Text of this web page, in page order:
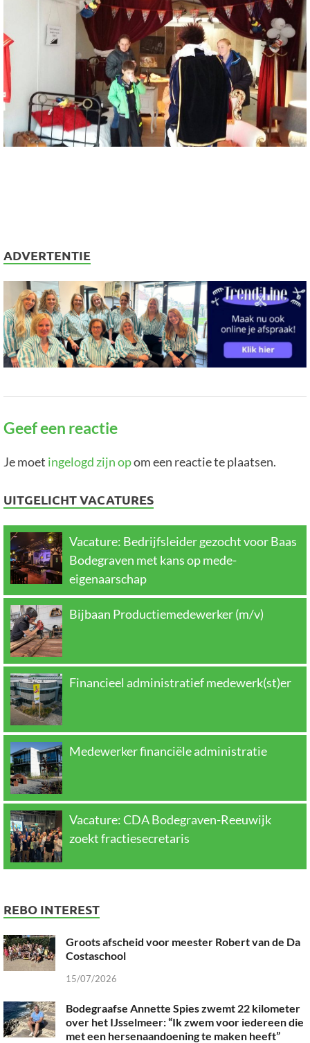
ADVERTENTIE
Geef een reactie
Je moet ingelogd zijn opom een reactie te plaatsen.
UITGELICHT VACATURES
Vacature: Bedrijfsleider gezocht voor Baas
Bodegraven met kans op mede-
eigenaarschap
Bijbaan Productiemedewerker (m/v)
Financieel administratief medewerk(st)er
Medewerker financiële administratie
Vacature: CDA Bodegraven-Reeuwijk
zoekt fractiesecretaris
REBO INTEREST
Groots afscheid voor meester Robert van de Da
Costaschool
15/07/2026
Bodegraafse Annette Spies zwemt 22 kilometer
over het IJsselmeer: “Ik zwem voor iedereen die
met een hersenaandoening te maken heeft”